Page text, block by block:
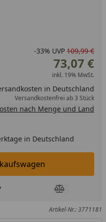
des Kanneninhalts.
Klick-Deckel sorgt
und Schließen der
sich zum mühelosen
Stück abnehmen läßt. ·
modernes Design mit
Holzgriff liegt
zudem ein echter
eingeben
um eins erhöhen
-33% UVP 109,99 €
73,07 €
inkl. 19% MwSt.
in Deutschland
Versandkostenfrei ab 3 Stück
nach Menge und Land
in Deutschland
den Einkaufswagen legen
hinzufügenProdukt
Artikel-Nr.: 3771181